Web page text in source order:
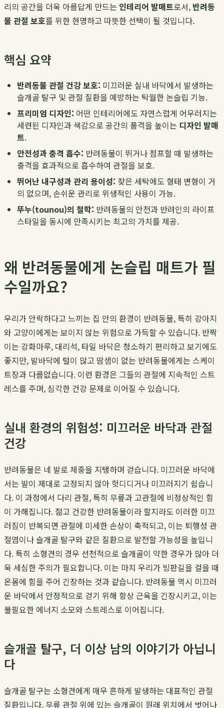
리의 공간을 더욱 아름답게 만드는 인테리어 발매트로서, 반려동
물 관절 보호를 위한 현명하고 따뜻한 선택이 될 것입니다.
핵심 요약
반려동물 관절 건강 보호: 미끄러운 실내 바닥에서 발생하는
슬개골 탈구 및 관절 질환을 예방하는 탁월한 논슬립 기능.
프리미엄 디자인: 어떤 인테리어에도 자연스럽게 어우러지는
세련된 디자인과 색감으로 공간의 품격을 높이는 디자인 발매
트.
안전성과 충격 흡수: 반려동물이 뛰거나 점프할 때 발생하는
충격을 효과적으로 흡수하여 관절을 보호.
뛰어난 내구성과 관리 용이성: 잦은 세탁에도 형태 변형이 거
의 없으며, 손쉬운 관리로 위생적인 사용이 가능.
뚜누(tounou)의 철학: 반려동물의 안전과 반려인의 라이프
스타일을 동시에 만족시키는 최고의 가치를 제공.
왜 반려동물에게 논슬립 매트가 필
수일까요?
우리가 안락하다고 느끼는 집 안의 환경이 반려동물, 특히 강아지
와 고양이에게는 보이지 않는 위험으로 가득할 수 있습니다. 반짝
이는 강화마루, 대리석, 타일 바닥은 청소하기 편리하고 보기에도
좋지만, 발바닥에 털이 많고 땀샘이 없는 반려동물에게는 스케이
트장과 다름없습니다. 이런 환경은 그들의 관절에 지속적인 스트
레스를 주며, 심각한 건강 문제로 이어질 수 있습니다.
실내 환경의 위험성: 미끄러운 바닥과 관절
건강
반려동물은 네 발로 체중을 지탱하며 걷습니다. 미끄러운 바닥에
서는 발이 제대로 고정되지 않아 헛디디거나 미끄러지기 쉽습니
다. 이 과정에서 다리 관절, 특히 무릎과 고관절에 비정상적인 힘
이 가해집니다. 젊고 건강한 반려동물이라 할지라도 이러한 미끄
러짐이 반복되면 관절에 미세한 손상이 축적되고, 이는 퇴행성 관
절염이나 슬개골 탈구와 같은 질환으로 발전할 가능성을 높입니
다. 특히 소형견의 경우 선천적으로 슬개골이 약한 경우가 많아 더
욱 세심한 주의가 필요합니다. 이는 마치 우리가 빙판길을 걸을 때
온몸에 힘을 주어 긴장하는 것과 같습니다. 반려동물 역시 미끄러
운 바닥에서 안정적으로 걷기 위해 항상 근육을 긴장시키고, 이는
불필요한 에너지 소모와 스트레스로 이어집니다.
슬개골 탈구, 더 이상 남의 이야기가 아닙니
다
슬개골 탈구는 소형견에게 매우 흔하게 발생하는 대표적인 관절
질환입니다. 무릎 관절 위에 있는 슬개골이 원래 위치에서 벗어나